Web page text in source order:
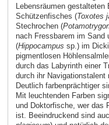
Lebensräumen
Schützenfisches (Toxotes
Stechrochen (
nach Fressbarem im Sand
(Hippocampus sp.) im
pigmentlosen
durch das Labyrinth einer
durch ihr
Deutlich farbenprächtiger
Mit leuchtenden Farben
und Doktorfische, wer das
ist. Beeindruckend sind